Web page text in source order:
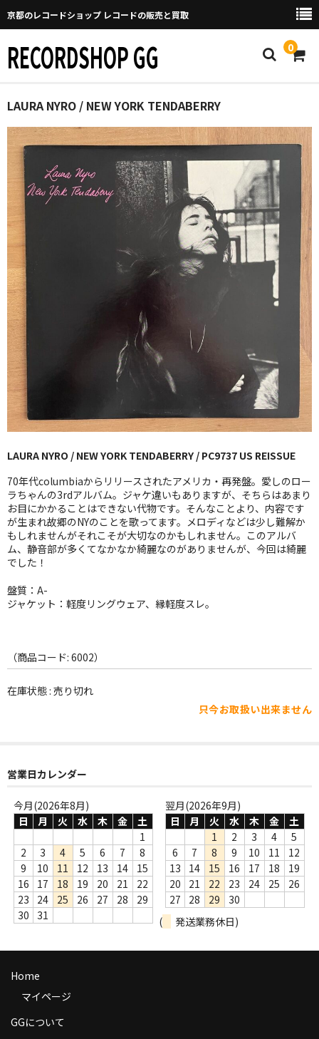
京都のレコードショップ レコードの販売と買取
RECORDSHOP GG 0
Home
マイページ
GGについて
買取について
取り置きなどについて
GG RECORD （当店のレーベル）
BLUE NOTE
JAZZ-EU
JAZZ-JP
JAZZ-VOCAL
J-POP
FOLK,SSW
その他
Webのみ no.3
Webのみ no.4
売り切れ
Help
商品の発送
お支払い方法
返品
LAURA NYRO / NEW YORK TENDABERRY
LAURA NYRO / NEW YORK TENDABERRY / PC9737 US REISSUE
70年代columbiaからリリースされたアメリカ・再発盤。愛しのロー
ラちゃんの3rdアルバム。ジャケ違いもありますが、そちらはあまり
お目にかかることはできない代物です。そんなことより、内容です
が生まれ故郷のNYのことを歌ってます。メロディなどは少し難解か
もしれませんがそれこそが大切なのかもしれません。このアルバ
ム、静音部が多くてなかなか綺麗なのがありませんが、今回は綺麗
でした！
盤質：A-
ジャケット：軽度リングウェア、縁軽度スレ。
（商品コード: 6002）
在庫状態 : 売り切れ
只今お取扱い出来ません
営業日カレンダー
今月(2026年8月)
日
月 火 水 木 金
土
1
2
3 4 5 6 7
8
9
10 11 12 13 14
15
16
17 18 19 20 21
22
23
24 25 26 27 28
29
30
31
翌月(2026年9月)
日
月 火 水 木 金
土
1
2 3 4
5
6
7 8 9 10 11
12
13
14 15 16 17 18
19
20
21 22 23 24 25
26
27
28 29
30
(
発送業務休日)
Home
マイページ
GGについて